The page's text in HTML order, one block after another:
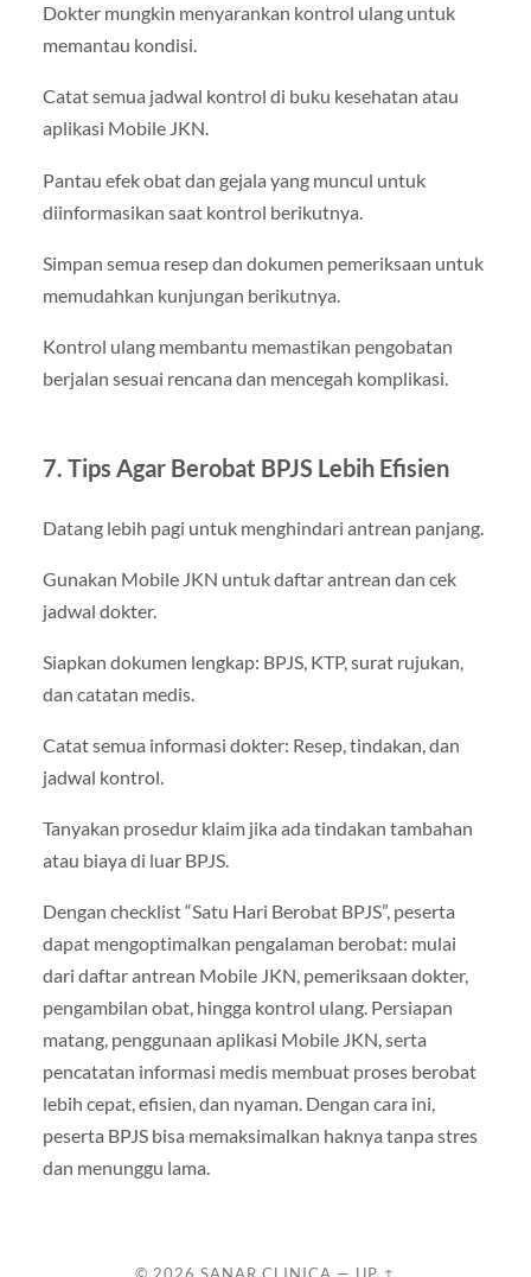
Dokter mungkin menyarankan kontrol ulang untuk
memantau kondisi.
Catat semua jadwal kontrol di buku kesehatan atau
aplikasi Mobile JKN.
Pantau efek obat dan gejala yang muncul untuk
diinformasikan saat kontrol berikutnya.
Simpan semua resep dan dokumen pemeriksaan untuk
memudahkan kunjungan berikutnya.
Kontrol ulang membantu memastikan pengobatan
berjalan sesuai rencana dan mencegah komplikasi.
7. Tips Agar Berobat BPJS Lebih Efisien
Datang lebih pagi untuk menghindari antrean panjang.
Gunakan Mobile JKN untuk daftar antrean dan cek
jadwal dokter.
Siapkan dokumen lengkap: BPJS, KTP, surat rujukan,
dan catatan medis.
Catat semua informasi dokter: Resep, tindakan, dan
jadwal kontrol.
Tanyakan prosedur klaim jika ada tindakan tambahan
atau biaya di luar BPJS.
Dengan checklist “Satu Hari Berobat BPJS”, peserta
dapat mengoptimalkan pengalaman berobat: mulai
dari daftar antrean Mobile JKN, pemeriksaan dokter,
pengambilan obat, hingga kontrol ulang. Persiapan
matang, penggunaan aplikasi Mobile JKN, serta
pencatatan informasi medis membuat proses berobat
lebih cepat, efisien, dan nyaman. Dengan cara ini,
peserta BPJS bisa memaksimalkan haknya tanpa stres
dan menunggu lama.